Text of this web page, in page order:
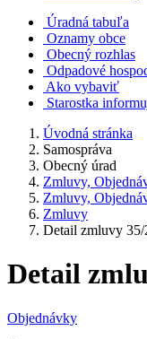
Úradná tabuľa
Oznamy obce
Obecný rozhlas
Odpadové
Ako vybaviť
Starostka
Úvodná stránka
Samospráva
Obecný úrad
Zmluvy,
Zmluvy,
Zmluvy
Detail zmluvy 35/
Detail
Objednávky